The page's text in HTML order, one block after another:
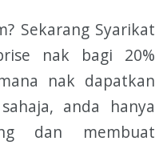
Sekarang Syarikat
nak bagi 20%
nak dapatkan
anda hanya
dan membuat